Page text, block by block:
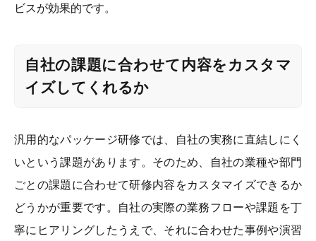
ビスが効果的です。
自社の課題に合わせて内容をカスタマ
イズしてくれるか
汎用的なパッケージ研修では、自社の実務に直結しにく
いという課題があります。そのため、自社の業種や部門
ごとの課題に合わせて研修内容をカスタマイズできるか
どうかが重要です。自社の実際の業務フローや課題を丁
寧にヒアリングしたうえで、それに合わせた事例や演習